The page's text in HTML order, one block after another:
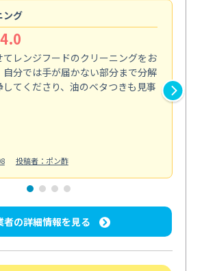
ング
4.0
レンジフードのクリーニングをお
分では手が届かない部分まで分解
してくださり、油のベタつきも見事
投稿者：ポン酢
者の詳細情報を見る